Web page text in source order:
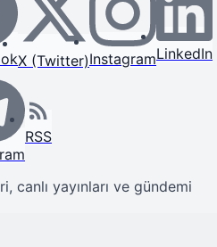
X (Twitter)InstagramLinkedIn
RSS
canlı yayınları ve gündemi